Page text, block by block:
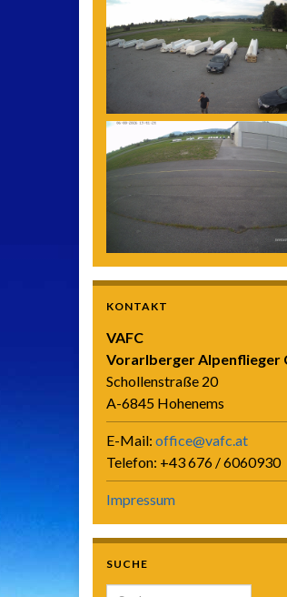
KONTAKT
VAFC
Vorarlberger Alpenflieger
Schollenstraße 20
A-6845 Hohenems
E-Mail: office@vafc.at
Telefon: +43 676 / 6060930
Impressum
SUCHE